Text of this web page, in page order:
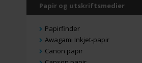
Papir og utskriftsmedier
Papirfinder
Awagami Inkjet-papir
Canon papir